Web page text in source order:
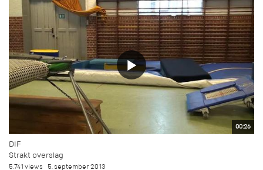
00:26
DIF
Strakt overslag
5.741 views 5. september 2013